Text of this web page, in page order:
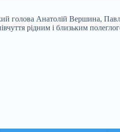
голова Анатолій Вершина,
рідним і близьким